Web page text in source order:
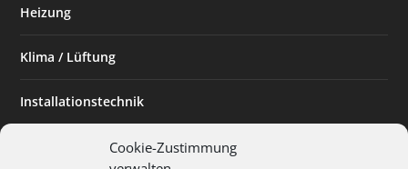
Cookie-Zustimmung
Heizung
Klima / Lüftung
Installationstechnik
Planen & Bauen